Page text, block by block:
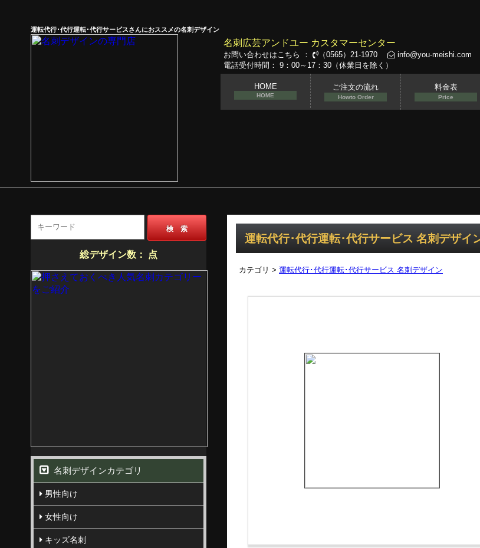
運転代行･代行運転･代行サービスさんにおススメの名刺デザイン
名刺広芸アンドユー カスタマーセンター
お問い合わせはこちら ： （0565）21-1970
info@you-meishi.com
電話受付時間： 9：00～17：30（休業日を除く）
HOME
HOME
ご注文の流れ
Howto Order
料金表
Price
運転代行･代行運転･代行サービス 名刺デザイ
カテゴリ > 運転代行･代行運転･代行サービス 名刺デザイン
検 索
総デザイン数： 点
名刺デザインカテゴリ
男性向け
女性向け
キッズ名刺